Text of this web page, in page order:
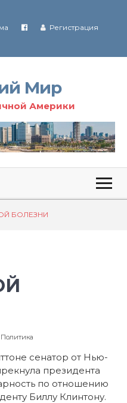
в Иране Регистрация
Мир
Америки
БОЛЕЗНИ
Политика
сенатор от Нью-
президента
по отношению
Биллу Клинтону.